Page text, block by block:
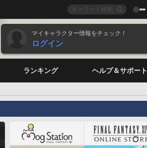
マイキャラクター情報をチェック！
ログイン
ランキング ヘルプ＆サポート